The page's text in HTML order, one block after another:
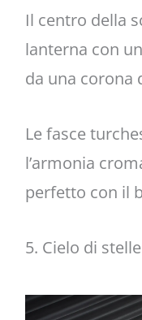
Il centro della
lanterna con
da una corona
Le fasce
l’armonia
perfetto con il
5. Cielo di